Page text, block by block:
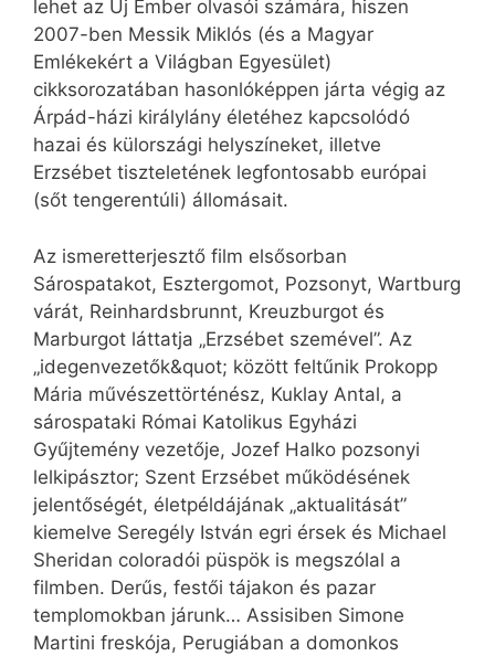
lehet az Új Ember olvasói számára, hiszen
2007-ben Messik Miklós (és a Magyar
Emlékekért a Világban Egyesület)
cikksorozatában hasonlóképpen járta végig az
Árpád-házi királylány életéhez kapcsolódó
hazai és külországi helyszíneket, illetve
Erzsébet tiszteletének legfontosabb európai
(sőt tengerentúli) állomásait.
Az ismeretterjesztő film elsősorban
Sárospatakot, Esztergomot, Pozsonyt, Wartburg
várát, Reinhardsbrunnt, Kreuzburgot és
Marburgot láttatja „Erzsébet szemével”. Az
„idegenvezetők&quot; között feltűnik Prokopp
Mária művészettörténész, Kuklay Antal, a
sárospataki Római Katolikus Egyházi
Gyűjtemény vezetője, Jozef Halko pozsonyi
lelkipásztor; Szent Erzsébet működésének
jelentőségét, életpéldájának „aktualitását”
kiemelve Seregély István egri érsek és Michael
Sheridan coloradói püspök is megszólal a
filmben. Derűs, festői tájakon és pazar
templomokban járunk… Assisiben Simone
Martini freskója, Perugiában a domonkos